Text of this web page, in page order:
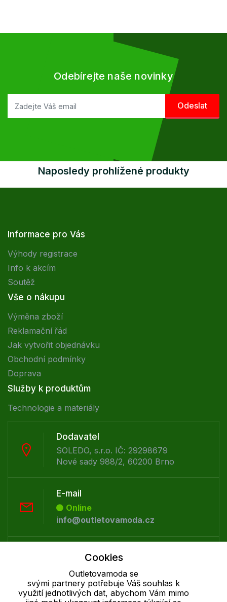
Odebírejte naše novinky
Naposledy prohlížené produkty
Informace pro Vás
Výhody registrace
Info k akcím
Soutěž
Vše o nákupu
Výměna zboží
Reklamační řád
Jak vytvořit objednávku
Obchodní podmínky
Doprava
Služby k produktům
Technologie a materiály
Dodavatel
SOLEDO, s.r.o. IČ: 29298679
Nové sady 988/2, 60200 Brno
E-mail
Online
info@outletovamoda.cz
Telefon :
+420 530 334 926
Cookies
Outletovamoda se
svými partnery potřebuje Váš souhlas k
využití jednotlivých dat, abychom Vám mimo